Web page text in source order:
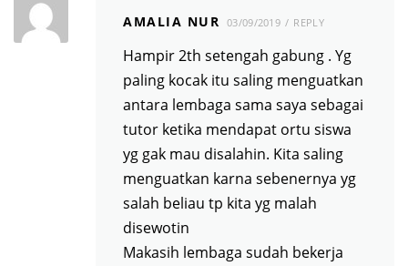
AMALIA NUR 03/09/2019 REPLY
Hampir 2th setengah gabung . Yg
paling kocak itu saling menguatkan
antara lembaga sama saya sebagai
tutor ketika mendapat ortu siswa
yg gak mau disalahin. Kita saling
menguatkan karna sebenernya yg
salah beliau tp kita yg malah
disewotin
Makasih lembaga sudah bekerja